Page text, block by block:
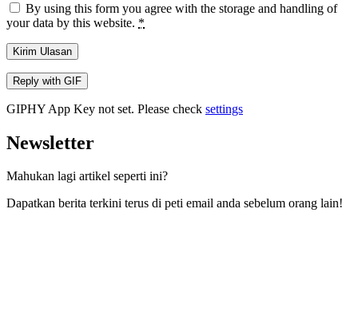
By using this form you agree with the storage and handling of
your data by this website. *
Kirim Ulasan
Reply with GIF
GIPHY App Key not set. Please check settings
Newsletter
Mahukan lagi artikel seperti ini?
Dapatkan berita terkini terus di peti email anda sebelum orang lain!